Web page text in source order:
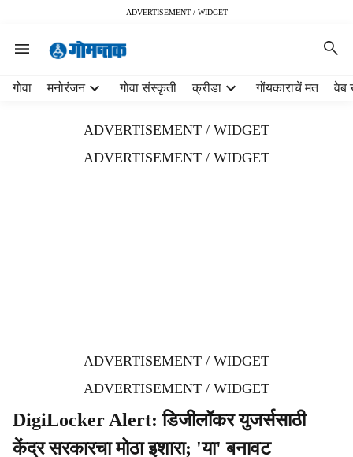
ADVERTISEMENT / WIDGET
गोवा मनोरंजन गोवा संस्कृती क्रीडा गोंयकाराचें मत वेब
ADVERTISEMENT / WIDGET
ADVERTISEMENT / WIDGET
ADVERTISEMENT / WIDGET
ADVERTISEMENT / WIDGET
DigiLocker Alert: डिजीलॉकर युजर्ससाठी
केंद्र सरकारचा मोठा इशारा; 'या' बनावट